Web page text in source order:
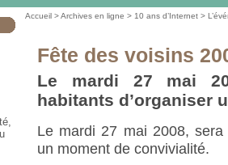
Accueil >Archives en ligne > 10 ans d’Internet >
Fête des voisins
Le mardi 27 mai
habitants d’organiser
Le mardi 27 mai 2008, sera
un moment de convivialité.